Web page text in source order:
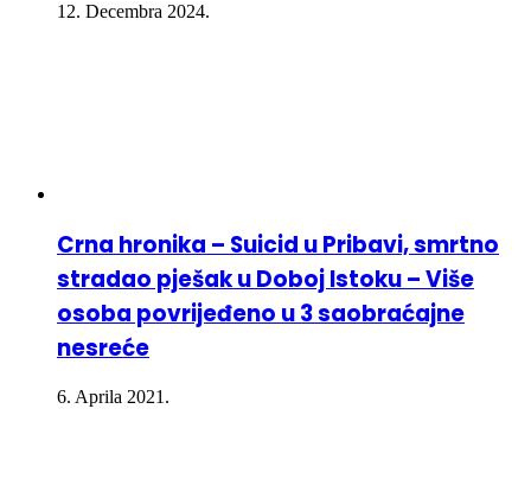
12. Decembra 2024.
Crna hronika – Suicid u Pribavi, smrtno
stradao pješak u Doboj Istoku – Više
osoba povrijeđeno u 3 saobraćajne
nesreće
6. Aprila 2021.